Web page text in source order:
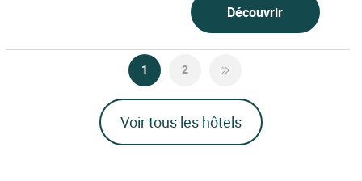
Découvrir
1 2
Voir tous les hôtels